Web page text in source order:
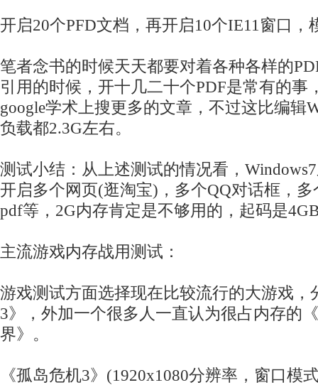
开启20个PFD文档，再开启10个IE11窗口，
笔者念书的时候天天都要对着各种各样的
引用的时候，开十几二十个PDF是常有的事
google学术上搜更多的文章，不过这比编辑
负载都2.3G左右。
测试小结：从上述测试的情况看，
开启多个网页(逛淘宝)，多个QQ对话框，
pdf等，2G内存肯定是不够用的，起码是
主流游戏内存战用测试：
游戏测试方面选择现在比较流行的大游戏，
3》，外加一个很多人一直认为很占内存的
界》。
《孤岛危机3》(1920x1080分辨率，窗口模